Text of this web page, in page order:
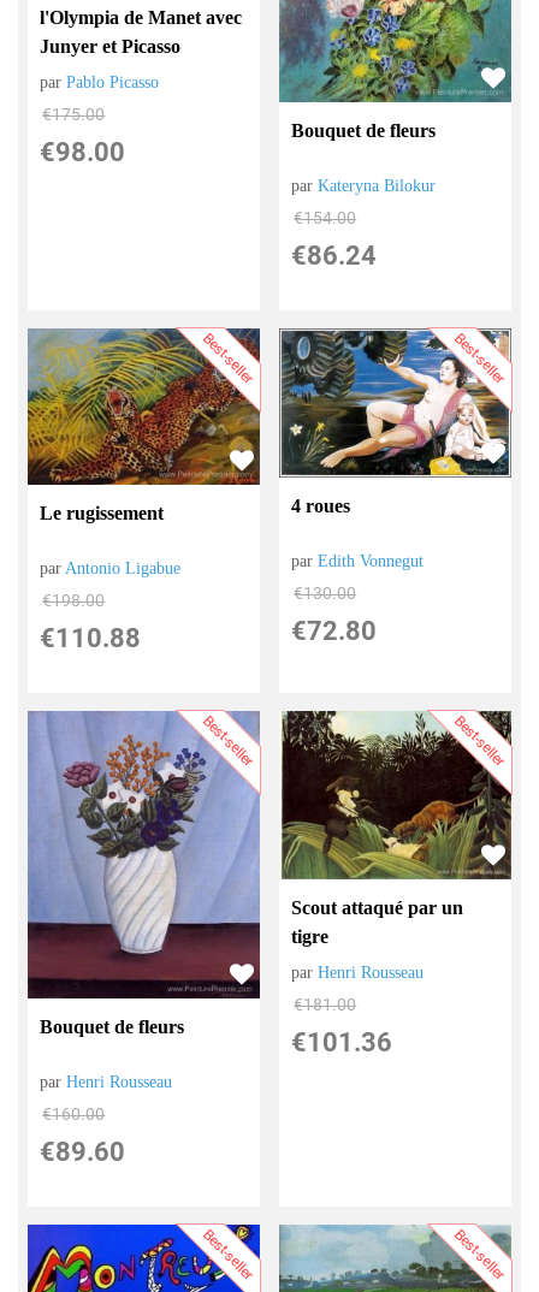
l'Olympia de Manet avec
Junyer et Picasso
parPablo Picasso
€175.00
€98.00
Bouquet de fleurs
parKateryna Bilokur
€154.00
€86.24
Best-seller
Le rugissement
par Antonio Ligabue
€198.00
€110.88
Best-seller
4 roues
parEdith Vonnegut
€130.00
€72.80
Best-seller
Bouquet de fleurs
parHenri Rousseau
€160.00
€89.60
Best-seller
Scout attaqué par un
tigre
parHenri Rousseau
€181.00
€101.36
Best-seller Best-seller